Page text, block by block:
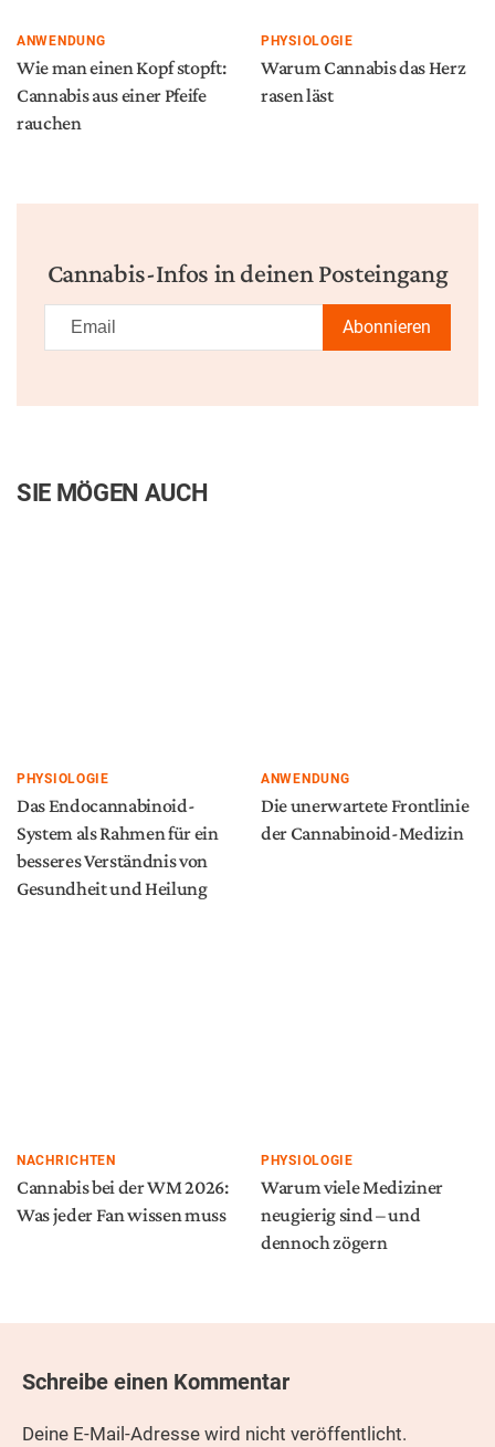
ANWENDUNG
Wie man einen Kopf stopft:
Cannabis aus einer Pfeife
rauchen
PHYSIOLOGIE
Warum Cannabis das Herz
rasen läst
Cannabis-Infos in deinen Posteingang
Abonnieren
SIE MÖGEN AUCH
PHYSIOLOGIE
Das Endocannabinoid-
System als Rahmen für ein
besseres Verständnis von
Gesundheit und Heilung
ANWENDUNG
Die unerwartete Frontlinie
der Cannabinoid-Medizin
NACHRICHTEN
Cannabis bei der WM 2026:
Was jeder Fan wissen muss
PHYSIOLOGIE
Warum viele Mediziner
neugierig sind – und
dennoch zögern
Schreibe einen Kommentar
Deine E-Mail-Adresse wird nicht veröffentlicht.